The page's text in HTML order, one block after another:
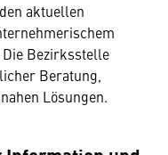
aktuellen
Die Bezirksstelle
Beratung,
Lösungen.